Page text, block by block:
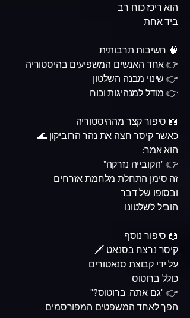
הוא ריכז כוח רב
ביד אחת
🧠 חשיבות תרבותית
👉 אחד האנשים המשפיעים בהיסטוריה
👉 שינוי מבנה השלטון
👉 מודל למנהיגות וכוח
📖 סיפור קצר מההיסטוריה
כאשר קיסר חצה את נהר הרוביקון 🌊
הוא אמר:
👉 "הקובייה נזרקה"
זה סימן התחלת מלחמת אזרחים
ובסופו של דבר
הוביל לשלטונו
📖 סיפור נוסף
קיסר נרצח בסנאט 🗡️
על ידי קבוצת סנאטורים
כולל ברוטוס
👉 "גם אתה, ברוטוס?"
הפך לאחד המשפטים המפורסמים